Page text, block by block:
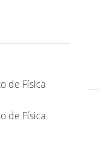
de Física
de Física